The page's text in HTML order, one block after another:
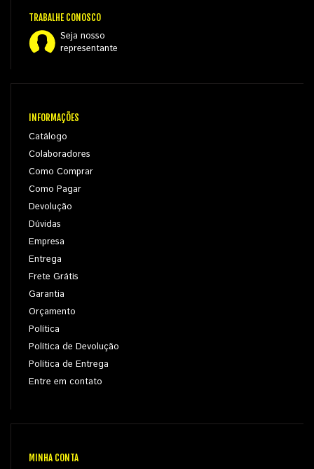
TRABALHE CONOSCO
Seja nosso
representante
INFORMAÇÕES
Catálogo
Colaboradores
Como Comprar
Como Pagar
Devolução
Dúvidas
Empresa
Entrega
Frete Grátis
Garantia
Orçamento
Política
Política de Devolução
Política de Entrega
Entre em contato
MINHA CONTA